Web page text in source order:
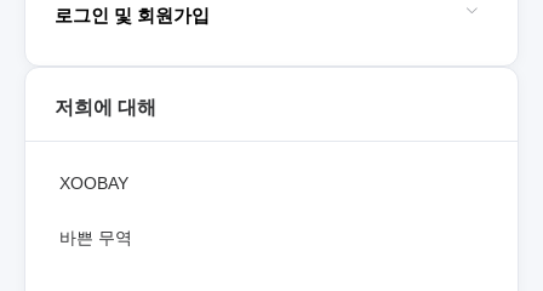
로그인 및 회원가입
저희에 대해
XOOBAY
바쁜 무역